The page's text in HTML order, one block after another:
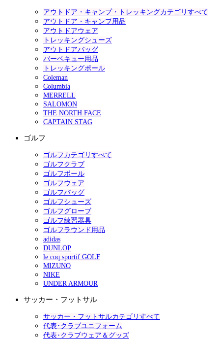
アウトドア・キャンプ・トレッキングカテゴリすべて
アウトドア・キャンプ用品
アウトドアウェア
トレッキングシューズ
アウトドアバッグ
バーベキュー用品
トレッキングポール
Coleman
Columbia
MERRELL
SALOMON
THE NORTH FACE
CAPTAIN STAG
ゴルフ
ゴルフカテゴリすべて
ゴルフクラブ
ゴルフボール
ゴルフウェア
ゴルフバッグ
ゴルフシューズ
ゴルフグローブ
ゴルフ練習器具
ゴルフラウンド用品
adidas
DUNLOP
le coq sportif GOLF
MIZUNO
NIKE
UNDER ARMOUR
サッカー・フットサル
サッカー・フットサルカテゴリすべて
代表･クラブユニフォーム
代表･クラブウェア＆グッズ